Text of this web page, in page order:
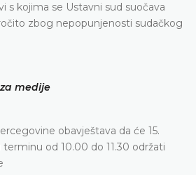
s kojima se Ustavni sud suočava
zbog nepopunjenosti sudačkog
medije
obavještava da će 15.
od 10.00 do 11.30 održati